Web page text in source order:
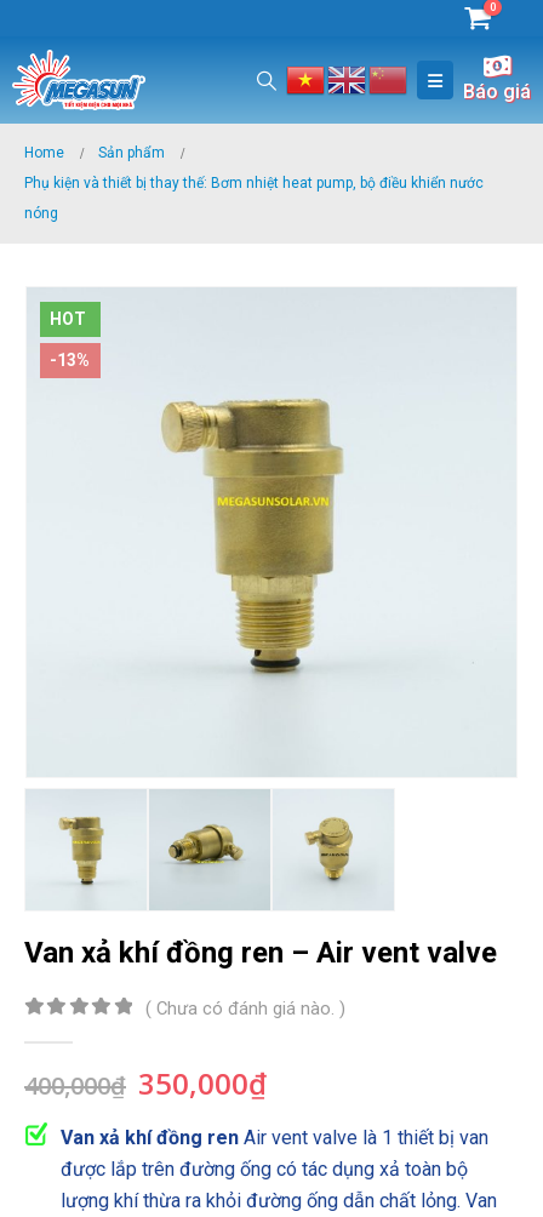
0
Báo giá
Home
Sản phẩm
Phụ kiện và thiết bị thay thế: Bơm nhiệt heat pump, bộ điều khiển nước
nóng
HOT
-13%
Van xả khí đồng ren – Air vent valve
( Chưa có đánh giá nào. )
400,000₫ Giá
là:
400,000₫.
350,000₫Giá
tại
là:
350,000₫.
Van xả khí đồng ren Air vent valve là 1 thiết bị van
được lắp trên đường ống có tác dụng xả toàn bộ
lượng khí thừa ra khỏi đường ống dẫn chất lỏng. Van